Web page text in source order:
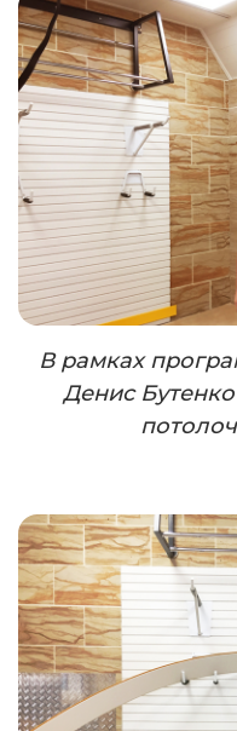
В рамках
Денис